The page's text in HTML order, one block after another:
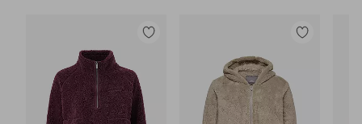
Lisää
Lisää